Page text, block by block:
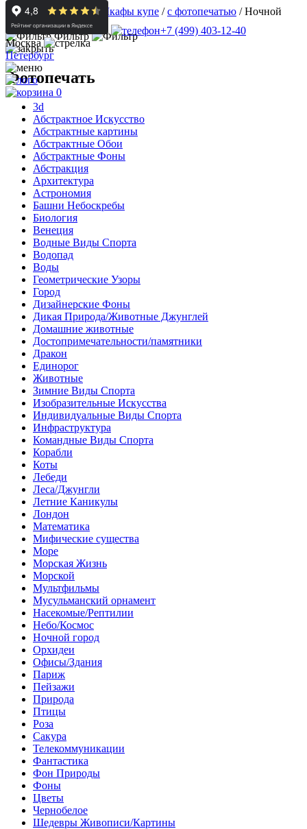
+7 (499) 403-12-40
Москва
Петербург
0
Корпусная мебель /Шкафы купе /с фотопечатью /Ночной
город
Фильтр
Фотопечать
3d
Абстрактное Искусство
Абстрактные картины
Абстрактные Обои
Абстрактные Фоны
Абстракция
Архитектура
Астрономия
Башни Небоскребы
Биология
Венеция
Водные Виды Спорта
Водопад
Воды
Геометрические Узоры
Город
Дизайнерские Фоны
Дикая Природа/Животные Джунглей
Домашние животные
Достопримечательности/памятники
Дракон
Единорог
Животные
Зимние Виды Спорта
Изобразительные Искусства
Индивидуальные Виды Спорта
Инфраструктура
Командные Виды Спорта
Корабли
Коты
Лебеди
Леса/Джунгли
Летние Каникулы
Лондон
Математика
Мифические существа
Море
Морская Жизнь
Морской
Мультфильмы
Мусульманский орнамент
Насекомые/Рептилии
Небо/Космос
Ночной город
Орхидеи
Офисы/Здания
Париж
Пейзажи
Природа
Птицы
Роза
Сакура
Телекоммуникации
Фантастика
Фон Природы
Фоны
Цветы
Чернобелое
Шедевры Живописи/Картины